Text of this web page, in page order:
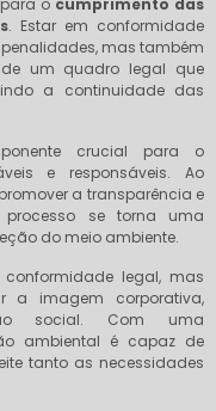
. Estar em conformidade
mas também
um quadro legal que
a continuidade das
crucial para o
e responsáveis. Ao
a transparência e
processo se torna uma
do meio ambiente.
legal, mas
a imagem corporativa,
social. Com uma
ambiental é capaz de
tanto as necessidades